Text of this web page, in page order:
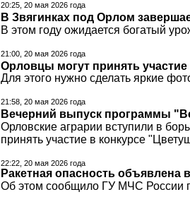
20:25, 20 мая 2026 года
В Звягинках под Орлом
В этом году ожидается богатый
21:00, 20 мая 2026 года
Орловцы могут принять
Для этого нужно сделать яркие
21:58, 20 мая 2026 года
Вечерний выпуск программы
Орловские аграрии вступили в
принять участие в конкурсе
22:22, 20 мая 2026 года
Ракетная опасность объявлена
Об этом сообщило ГУ МЧС России